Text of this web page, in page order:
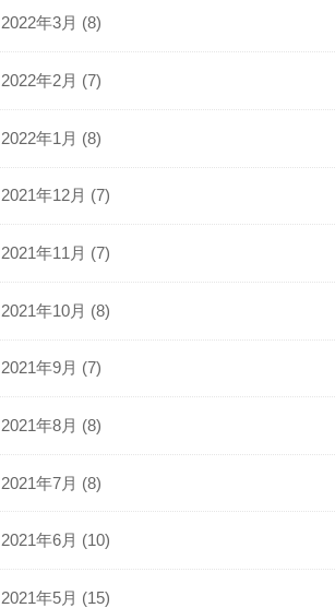
2022年3月 (8)
2022年2月 (7)
2022年1月 (8)
2021年12月 (7)
2021年11月 (7)
2021年10月 (8)
2021年9月 (7)
2021年8月 (8)
2021年7月 (8)
2021年6月 (10)
2021年5月 (15)